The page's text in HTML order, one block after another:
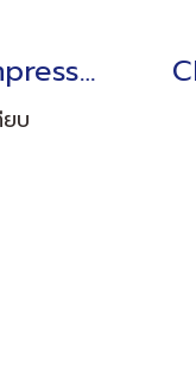
CLJ-NB Compression Load Cell 50kN to 10MN
ยบ